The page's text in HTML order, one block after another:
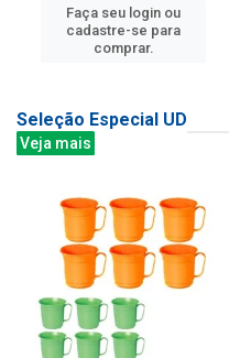
Faça seu login ou
cadastre-se para
comprar.
Seleção Especial UD
Veja mais